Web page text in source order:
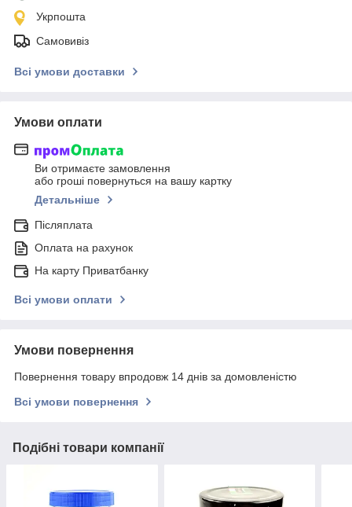
Укрпошта
Самовивіз
Всі умови доставки
Умови оплати
Ви отримаєте замовлення
або гроші повернуться на вашу картку
Детальніше
Післяплата
Оплата на рахунок
На карту Приватбанку
Всі умови оплати
Умови повернення
Повернення товару впродовж 14 днів за домовленістю
Всі умови повернення
Подібні товари компанії